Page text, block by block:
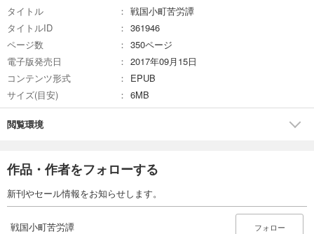
タイトル
戦国小町苦労譚
タイトルID
361946
ページ数
350ページ
電子版発売日
2017年09月15日
コンテンツ形式
EPUB
サイズ(目安)
6MB
閲覧環境
作品・作者をフォローする
新刊やセール情報をお知らせします。
戦国小町苦労譚 フォロー